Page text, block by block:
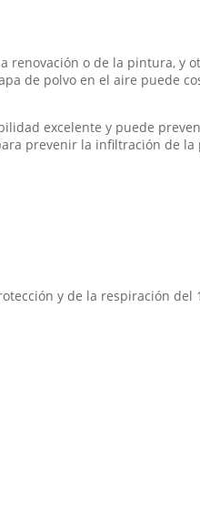
o de la pintura, y
de polvo en el aire puede
excelente y puede
prevenir la infiltración de
y de la respiración del